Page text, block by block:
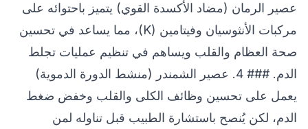
عصير الرمان (مضاد الأكسدة القوي) يتميز باحتوائه على
مركبات الأنثوسيان وفيتامين (K)، مما يساعد في تحسين
صحة العظام والقلب ويساهم في تنظيم عمليات تجلط
الدم. ### 4. عصير الشمندر (منشط الدورة الدموية)
يعمل على تحسين وظائف الكلى والقلب وخفض ضغط
الدم، لكن يُنصح باستشارة الطبيب قبل تناوله لمن